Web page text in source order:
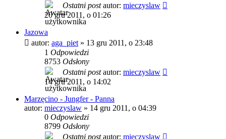
Ostatni postautor: mieczyslaw
20 gru 2011, o 01:26
Jazowa
autor: aga_piet » 13 gru 2011, o 23:48
1 Odpowiedzi
8753 Odsłony
Ostatni postautor: mieczyslaw
14 gru 2011, o 14:02
Marzęcino - Jungfer - Panna
autor: mieczyslaw » 14 gru 2011, o 04:39
0 Odpowiedzi
8799 Odsłony
Ostatni postautor: mieczyslaw